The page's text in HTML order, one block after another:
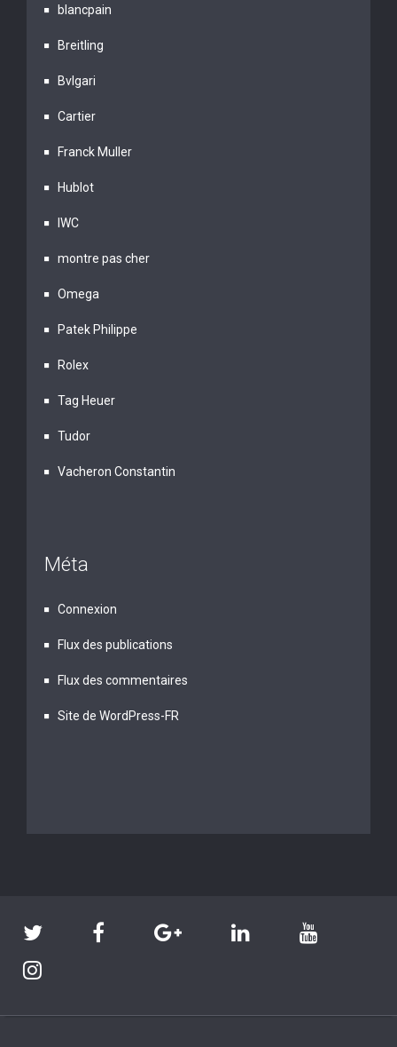
blancpain
Breitling
Bvlgari
Cartier
Franck Muller
Hublot
IWC
montre pas cher
Omega
Patek Philippe
Rolex
Tag Heuer
Tudor
Vacheron Constantin
Méta
Connexion
Flux des publications
Flux des commentaires
Site de WordPress-FR